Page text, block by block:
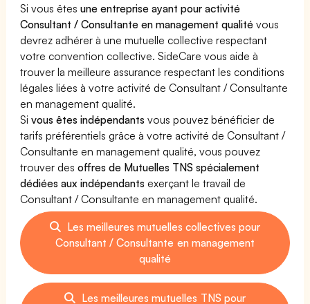
Si vous êtesune entreprise ayant pour activité
Consultant / Consultante en management qualité vous
devrez adhérer à une mutuelle collective respectant
votre convention collective. SideCare vous aide à
trouver la meilleure assurance respectant les conditions
légales liées à votre activité de Consultant / Consultante
en management qualité.
Sivous êtes indépendants vous pouvez bénéficier de
tarifs préférentiels grâce à votre activité de Consultant /
Consultante en management qualité, vous pouvez
trouver desoffres de Mutuelles TNS spécialement
dédiées aux indépendants exerçant le travail de
Consultant / Consultante en management qualité.
Les meilleures mutuelles collectives pour
Consultant / Consultante en management
qualité
Les meilleures mutuelles TNS pour